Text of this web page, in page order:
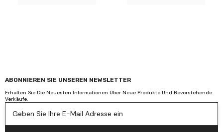
ABONNIEREN SIE UNSEREN NEWSLETTER
Erhalten Sie Die Neuesten Informationen Über Neue Produkte Und Bevorstehende
Verkäufe.
Geben Sie Ihre E-Mail Adresse ein